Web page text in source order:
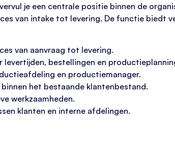
je een centrale positie binnen de
van intake tot levering. De functie biedt
van aanvraag tot levering.
levertijden, bestellingen en
en productiemanager.
het bestaande klantenbestand.
werkzaamheden.
klanten en interne afdelingen.